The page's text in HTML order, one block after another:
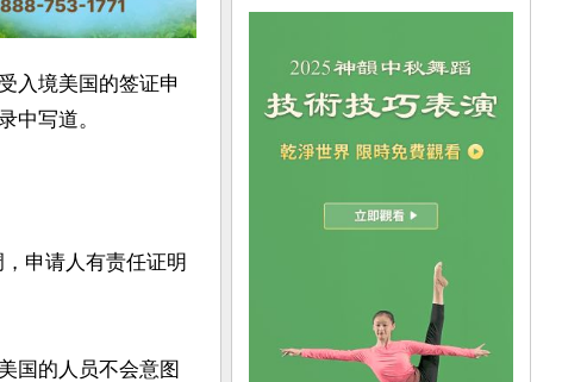
入境美国的签证申
中写道。
申请人有责任证明
国的人员不会意图